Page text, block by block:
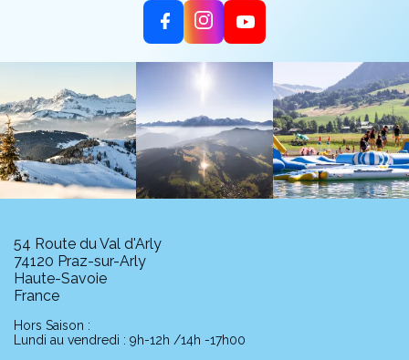
54 Route du Val d'Arly
74120 Praz-sur-Arly
Haute-Savoie
France
Hors Saison :
Lundi au vendredi : 9h-12h /14h -17h00